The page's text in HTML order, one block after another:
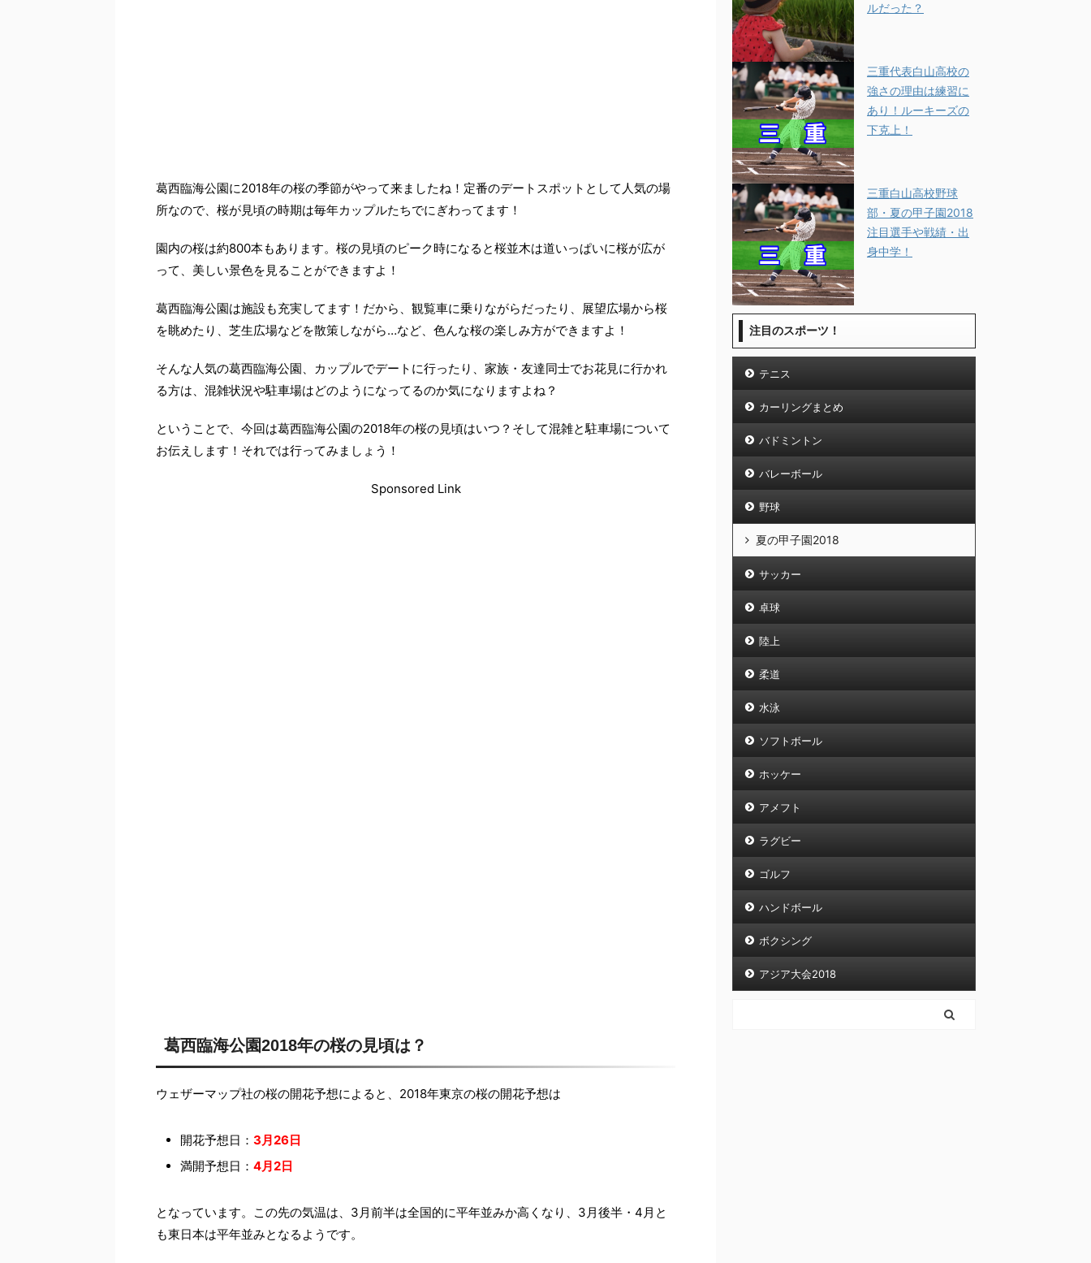
葛西臨海公園に2018年の桜の季節がやって来ましたね！定番のデートスポットとして人気の場
所なので、桜が見頃の時期は毎年カップルたちでにぎわってます！
園内の桜は約800本もあります。桜の見頃のピーク時になると桜並木は道いっぱいに桜が広が
って、美しい景色を見ることができますよ！
葛西臨海公園は施設も充実してます！だから、観覧車に乗りながらだったり、展望広場から桜
を眺めたり、芝生広場などを散策しながら…など、色んな桜の楽しみ方ができますよ！
そんな人気の葛西臨海公園、カップルでデートに行ったり、家族・友達同士でお花見に行かれ
る方は、混雑状況や駐車場はどのようになってるのか気になりますよね？
ということで、今回は葛西臨海公園の2018年の桜の見頃はいつ？そして混雑と駐車場について
お伝えします！それでは行ってみましょう！
Sponsored Link
葛西臨海公園2018年の桜の見頃は？
ウェザーマップ社の桜の開花予想によると、2018年東京の桜の開花予想は
開花予想日： 3月26日
満開予想日： 4月2日
となっています。この先の気温は、3月前半は全国的に平年並みか高くなり、3月後半・4月と
も東日本は平年並みとなるようです。
ルだった？
三重代表白山高校の
強さの理由は練習に
あり！ルーキーズの
下克上！
三重白山高校野球
部・夏の甲子園2018
注目選手や戦績・出
身中学！
注目のスポーツ！
テニス
カーリングまとめ
バドミントン
バレーボール
野球
夏の甲子園2018
サッカー
卓球
陸上
柔道
水泳
ソフトボール
ホッケー
アメフト
ラグビー
ゴルフ
ハンドボール
ボクシング
アジア大会2018